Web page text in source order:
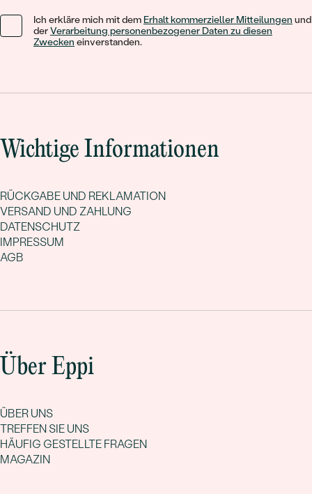
Ich erkläre mich mit dem Erhalt kommerzieller Mitteilungen und
derVerarbeitung personenbezogener Daten zu diesen
Zwecken einverstanden.
Wichtige Informationen
RÜCKGABE UND REKLAMATION
VERSAND UND ZAHLUNG
DATENSCHUTZ
IMPRESSUM
AGB
Über Eppi
ÜBER UNS
TREFFEN SIE UNS
HÄUFIG GESTELLTE FRAGEN
MAGAZIN